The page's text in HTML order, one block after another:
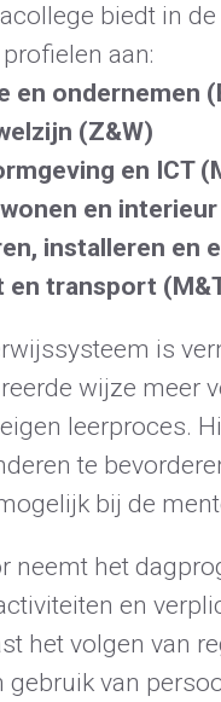
biedt in
aan:
en ondernemen
(Z&W)
en ICT
en interieur
installeren en
en transport
is
wijze meer
leerproces.
te
bij de
neemt het
en
het volgen van
gebruik van